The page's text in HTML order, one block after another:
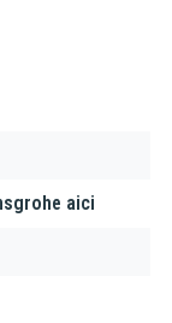
de a opera
dispune de
siguranță la 40
a preveni
Hansgrohe
aici